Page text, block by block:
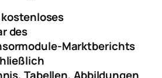
des
Marktberichts